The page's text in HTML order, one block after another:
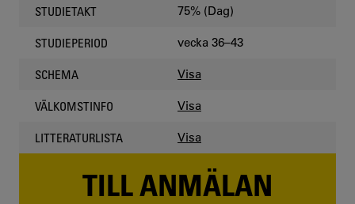
STUDIETAKT 75% (Dag)
STUDIEPERIOD vecka 36–43
SCHEMA Visa
VÄLKOMSTINFO Visa
LITTERATURLISTA Visa
TILL ANMÄLAN